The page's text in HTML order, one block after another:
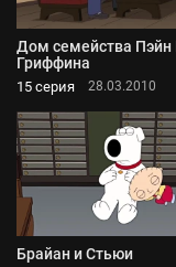
Дом семейства Пэйн
Гриффина
15 серия 28.03.2010
Брайан и Стьюи